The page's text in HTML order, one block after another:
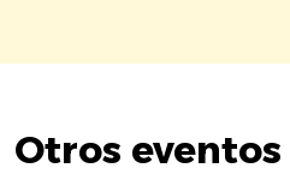
Otros eventos